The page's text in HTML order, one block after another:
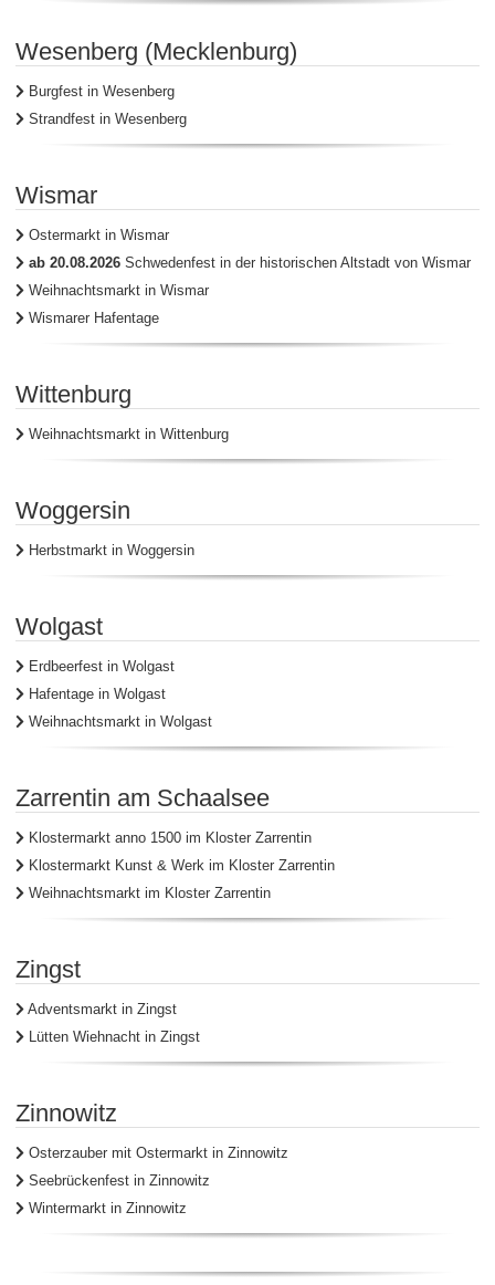
Wesenberg (Mecklenburg)
Burgfest in Wesenberg
Strandfest in Wesenberg
Wismar
Ostermarkt in Wismar
ab 20.08.2026 Schwedenfest in der historischen Altstadt von Wismar
Weihnachtsmarkt in Wismar
Wismarer Hafentage
Wittenburg
Weihnachtsmarkt in Wittenburg
Woggersin
Herbstmarkt in Woggersin
Wolgast
Erdbeerfest in Wolgast
Hafentage in Wolgast
Weihnachtsmarkt in Wolgast
Zarrentin am Schaalsee
Klostermarkt anno 1500 im Kloster Zarrentin
Klostermarkt Kunst & Werk im Kloster Zarrentin
Weihnachtsmarkt im Kloster Zarrentin
Zingst
Adventsmarkt in Zingst
Lütten Wiehnacht in Zingst
Zinnowitz
Osterzauber mit Ostermarkt in Zinnowitz
Seebrückenfest in Zinnowitz
Wintermarkt in Zinnowitz